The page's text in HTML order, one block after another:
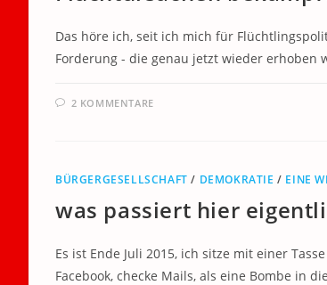
Das höre ich, seit ich mich für
Forderung - die genau jetzt wieder erhoben
2 KOMMENTARE
BÜRGERGESELLSCHAFT / DEMOKRATIE / EINE
was passiert hier
Es ist Ende Juli 2015, ich sitze mit einer
Facebook, checke Mails, als eine Bombe in